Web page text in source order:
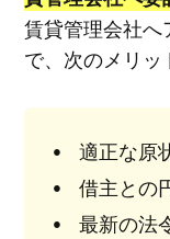
賃貸管理会社へ
で、次のメリッ
適正な原
借主との
最新の法